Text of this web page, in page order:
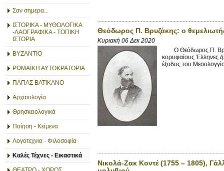
Σαν σημερα...
ΙΣΤΟΡΙΚΑ - ΜΥΘΟΛΟΓΙΚΑ
-ΛΑΟΓΡΑΦΙΚΑ - ΤΟΠΙΚΗ
ΙΣΤΟΡΙΑ
ΒΥΖΑΝΤΙΟ
ΡΩΜΑΪΚΗ ΑΥΤΟΚΡΑΤΟΡΙΑ
ΠΑΠΑΣ ΒΑΤΙΚΑΝΟ
Αρχαιολογία
Θρησκειολογικά
Ποίηση - Κείμενα
Λογοτεχνια - Φιλοσοφία
Καλές Τέχνες - Εικαστικά
Θεόδωρος Π. Βρυζάκης: ο
Κυριακή 06 Δεκ 2020
Ο Θεόδωρος Π.
κορυφαίους Έλληνες
έξοδος του
Νικολά-Ζακ Κοντέ (1755 – 1805),